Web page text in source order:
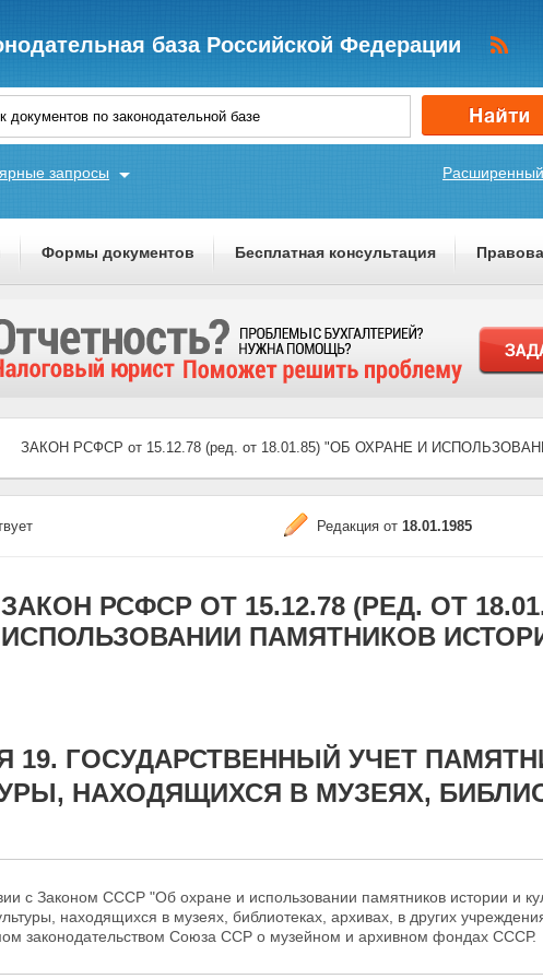
база Российской Федерации
запросы
Формы документов Бесплатная консультация
ЗАКОН РСФСР от 15.12.78 (ред. от 18.01.85) "ОБ ОХРАНЕ И
Редакция от 18.01.1985
ЗАКОН РСФСР ОТ 15.12.78 (РЕД. ОТ
ИСПОЛЬЗОВАНИИ ПАМЯТНИКОВ
19. ГОСУДАРСТВЕННЫЙ УЧЕТ
НАХОДЯЩИХСЯ В МУЗЕЯХ,
с Законом СССР "Об охране и использовании памятников истории и
находящихся в музеях, библиотеках, архивах, в других
законодательством Союза ССР о музейном и архивном фондах СССР.